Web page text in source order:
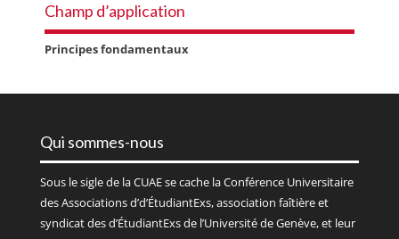
Champ d’application
Principes fondamentaux
Qui sommes-nous
Sous le sigle de laCUAEse cache la Conférence Universitaire
des Associations d’d’ÉtudiantExs, association faîtière et
syndicat des d’ÉtudiantExs de l’Université de Genève, et leur